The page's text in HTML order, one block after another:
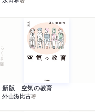
ちくま文庫
新版 空気の教育
外山滋比古著